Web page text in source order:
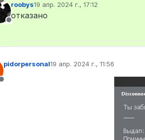
Не в сети
roobys19 апр. 2024 г., 17:12
отредактировано
отказано
Не в сети
pidorpersonal19 апр. 2024 г., 11:56
отредактировано